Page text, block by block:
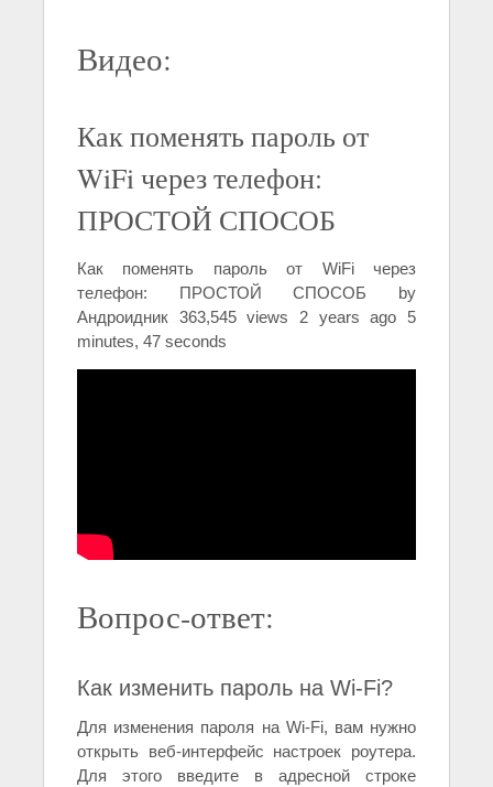
Видео:
Как поменять пароль от
WiFi через телефон:
ПРОСТОЙ СПОСОБ
Как поменять пароль от WiFi через
телефон: ПРОСТОЙ СПОСОБ by
Андроидник 363,545 views 2 years ago 5
minutes, 47 seconds
Вопрос-ответ:
Как изменить пароль на Wi-Fi?
Для изменения пароля на Wi-Fi, вам нужно
открыть веб-интерфейс настроек роутера.
Для этого введите в адресной строке